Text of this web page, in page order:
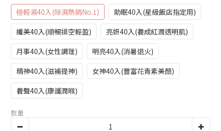
極輕濕40入(除濕熱銷No.1)
助眠40入(星級飯店指定用)
纖美40入(順暢排空輕盈)
亮妍40入(養成紅潤透明肌)
月事40入(女性調理)
明亮40入(消暑退火)
精神40入(滋補提神)
女神40入(豐富花青素美顏)
養聲40入(康護潤喉)
数量